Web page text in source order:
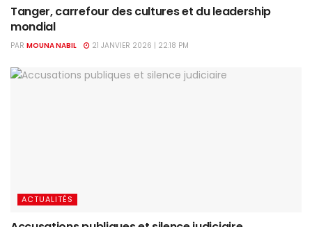
Tanger, carrefour des cultures et du leadership
mondial
PAR MOUNA NABIL 21 JANVIER 2026 | 22:18 PM
ACTUALITÉS